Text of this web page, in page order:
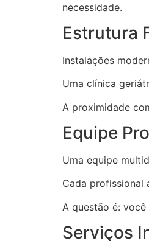
necessidade.
Estrutura
Instalações
Uma clínica
A proximidade
Equipe
Uma equipe
Cada profissional
A questão é:
Serviços